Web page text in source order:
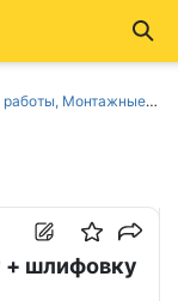
работы, Отделочные работы, Покрытия для пола и стен в Саратовской области
+ шлифовку